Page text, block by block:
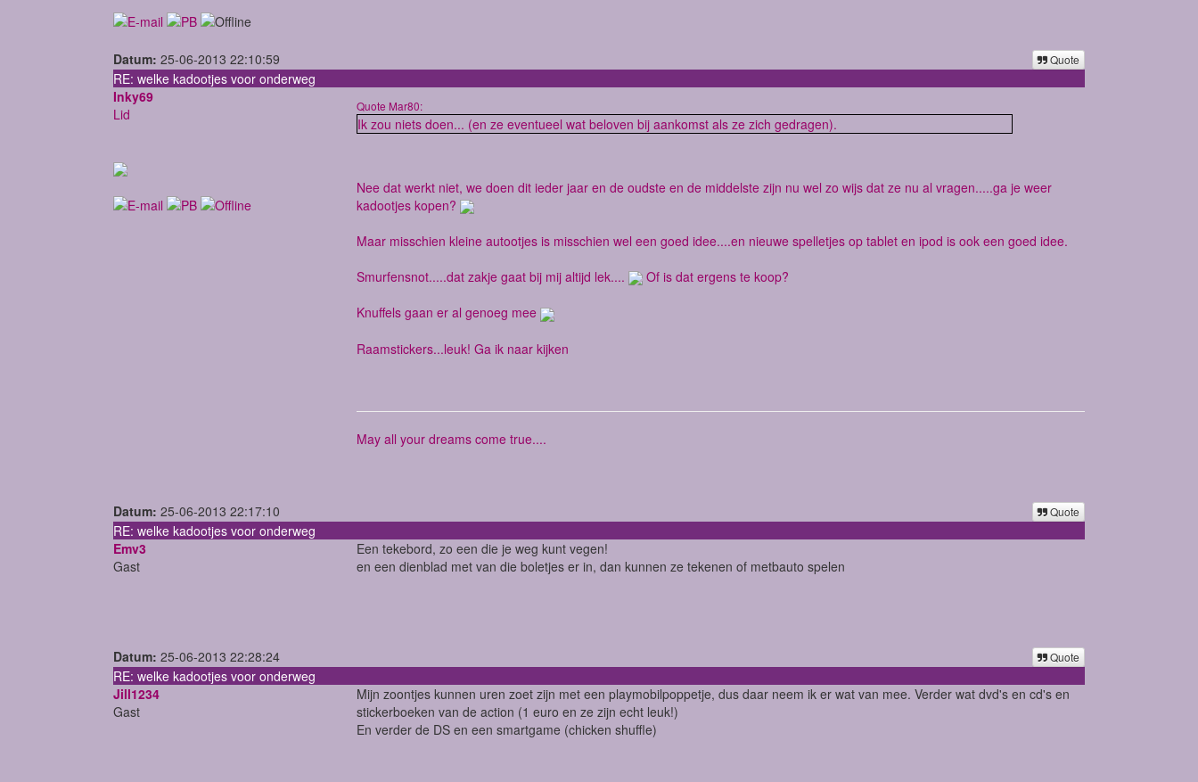
Datum: 25-06-2013 22:10:59 Quote
RE: welke kadootjes voor onderweg
Inky69
Lid
Quote Mar80:
Ik zou niets doen... (en ze eventueel wat beloven bij aankomst als ze zich gedragen).
Nee dat werkt niet, we doen dit ieder jaar en de oudste en de middelste zijn nu wel zo wijs dat ze nu al vragen.....ga je weer
kadootjes kopen?
Maar misschien kleine autootjes is misschien wel een goed idee....en nieuwe spelletjes op tablet en ipod is ook een goed idee.
Smurfensnot.....dat zakje gaat bij mij altijd lek....
Of is dat ergens te koop?
Knuffels gaan er al genoeg mee
Raamstickers...leuk! Ga ik naar kijken
May all your dreams come true....
Datum: 25-06-2013 22:17:10 Quote
RE: welke kadootjes voor onderweg
Emv3
Gast
Een tekebord, zo een die je weg kunt vegen!
en een dienblad met van die boletjes er in, dan kunnen ze tekenen of metbauto spelen
Datum: 25-06-2013 22:28:24 Quote
RE: welke kadootjes voor onderweg
Jill1234
Gast
Mijn zoontjes kunnen uren zoet zijn met een playmobilpoppetje, dus daar neem ik er wat van mee. Verder wat dvd's en cd's en
stickerboeken van de action (1 euro en ze zijn echt leuk!)
En verder de DS en een smartgame (chicken shuffle)